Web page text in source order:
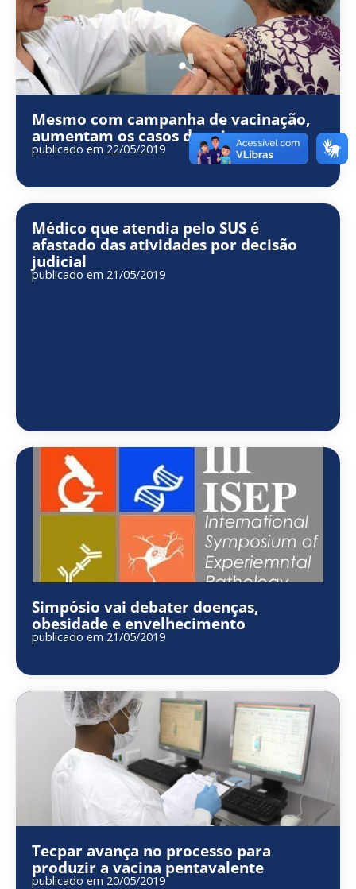
Mesmo com campanha de vacinação,
aumentam os casos de gripe
publicado em 22/05/2019
Médico que atendia pelo SUS é
afastado das atividades por decisão
judicial
publicado em 21/05/2019
Simpósio vai debater doenças,
obesidade e envelhecimento
publicado em 21/05/2019
Tecpar avança no processo para
produzir a vacina pentavalente
publicado em 20/05/2019